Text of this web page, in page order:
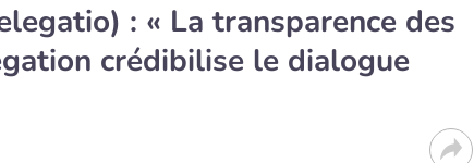
: « La transparence des
crédibilise le dialogue